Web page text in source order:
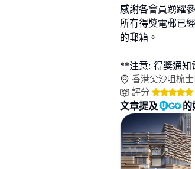
感謝各會員踴躍
所有得獎電郵已
的郵箱。
**注意: 得獎通知
香港尖沙咀梳
評分
文章提及 的